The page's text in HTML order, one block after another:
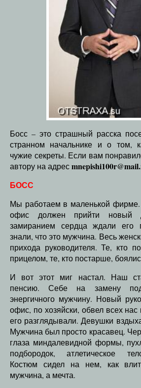
Босс – это страшный расска
странном начальнике и о том,
чужие секреты. Если вам
автору на адрес
БОСС
Мы работаем в маленькой
офис должен прийти новый
замиранием сердца ждали его
знали, что это мужчина. Весь
прихода руководителя. Те, кто
прицелом, те, кто постарше,
И вот этот миг настал. Наш
пенсию. Себе на замену
энергичного мужчину. Новый
офис, по хозяйски, обвел всех
его разглядывали. Девушки
Мужчина был просто красавец.
глаза миндалевидной формы,
подбородок, атлетическое
Костюм сидел на нем, как
мужчина, а мечта.